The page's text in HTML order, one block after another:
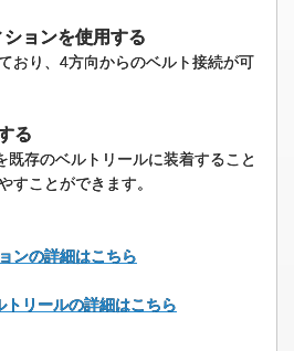
ョンを使用する
おり、4方向からのベルト接続が可
る
既存のベルトリールに装着すること
すことができます。
ンの詳細はこちら
リールの詳細はこちら